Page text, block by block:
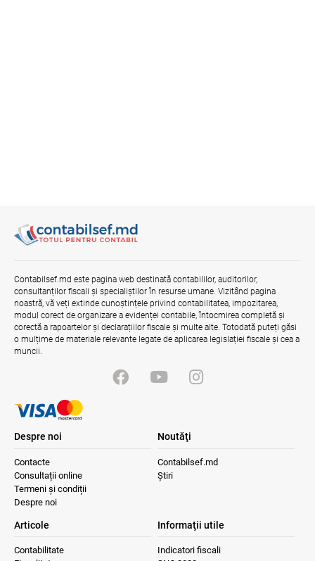
Contabilsef.md este pagina web destinată contabililor, auditorilor,
consultanților fiscali și specialiștilor în resurse umane. Vizitând pagina
noastră, vă veți extinde cunoștințele privind contabilitatea, impozitarea,
modul corect de organizare a evidenței contabile, întocmirea completă și
corectă a rapoartelor și declarațiilor fiscale și multe alte. Totodată puteți găsi
o mulțime de materiale relevante legate de aplicarea legislației fiscale și cea a
muncii.
Despre noi
Contacte
Consultații online
Termeni și condiții
Despre noi
Noutăţi
Contabilsef.md
Știri
Articole
Contabilitate
Informaţii utile
Indicatori fiscali